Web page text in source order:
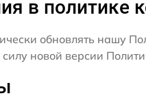
в политике
обновлять нашу
силу новой версии